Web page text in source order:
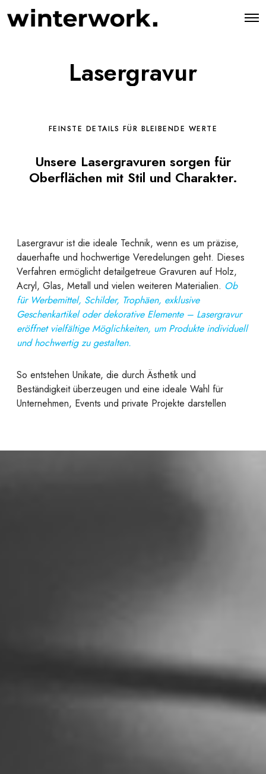
O
Lasergravur
FEINSTE DETAILS FÜR BLEIBENDE WERTE
Unsere Lasergravuren sorgen für
Oberflächen mit Stil und Charakter.
Lasergravur ist die ideale Technik, wenn es um präzise,
dauerhafte und hochwertige Veredelungen geht. Dieses
Verfahren ermöglicht detailgetreue Gravuren auf Holz,
Acryl, Glas, Metall und vielen weiteren Materialien. Ob
für Werbemittel, Schilder, Trophäen, exklusive
Geschenkartikel oder dekorative Elemente – Lasergravur
eröffnet vielfältige Möglichkeiten, um Produkte individuell
und hochwertig zu gestalten.
So entstehen Unikate, die durch Ästhetik und
Beständigkeit überzeugen und eine ideale Wahl für
Unternehmen, Events und private Projekte darstellen